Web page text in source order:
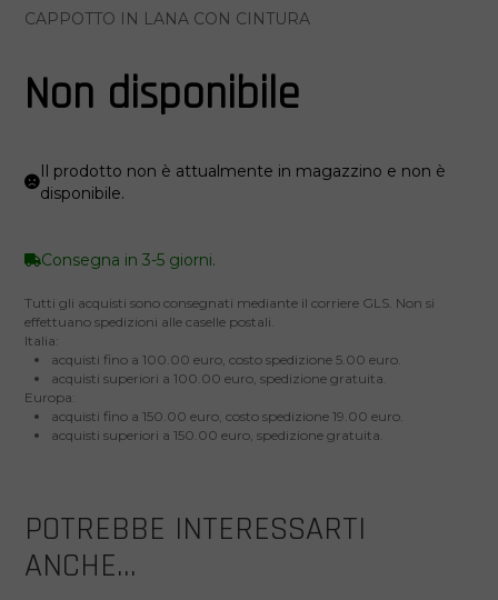
CAPPOTTO IN LANA CON CINTURA
Non disponibile
Il prodotto non è attualmente in magazzino e non è
disponibile.
Consegna in 3-5 giorni.
Tutti gli acquisti sono consegnati mediante il corriere GLS. Non si
effettuano spedizioni alle caselle postali.
Italia:
acquisti fino a 100.00 euro, costo spedizione 5.00 euro.
acquisti superiori a 100.00 euro, spedizione gratuita.
Europa:
acquisti fino a 150.00 euro, costo spedizione 19.00 euro.
acquisti superiori a 150.00 euro, spedizione gratuita.
POTREBBE INTERESSARTI
ANCHE...